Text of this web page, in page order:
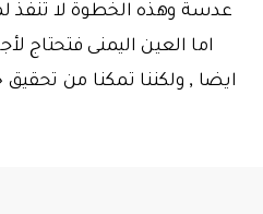
عدسة وهذه الخطوة لا تنفذ
اما العين اليمنى فتحتاج
ايضا , ولكننا تمكنا من